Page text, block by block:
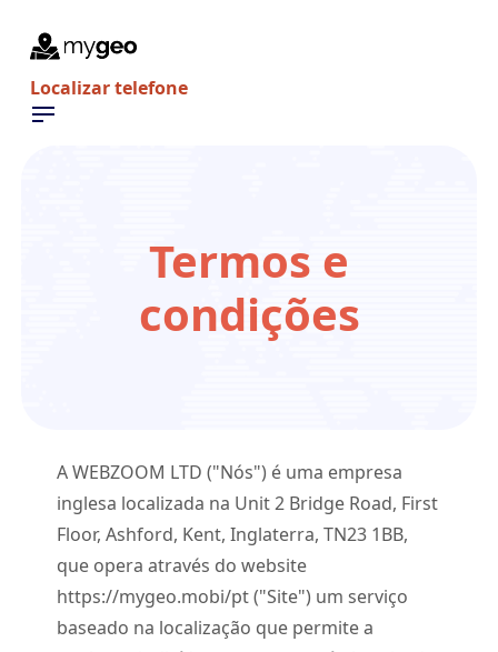
Localizar telefone
Termos e
condições
A WEBZOOM LTD ("Nós") é uma empresa
inglesa localizada na Unit 2 Bridge Road, First
Floor, Ashford, Kent, Inglaterra, TN23 1BB,
que opera através do website
https://mygeo.mobi/pt ("Site") um serviço
baseado na localização que permite a